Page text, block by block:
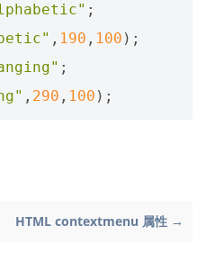
;
, 190 , 100 );
;
, 290 , 100 );
HTML contextmenu 属性 →